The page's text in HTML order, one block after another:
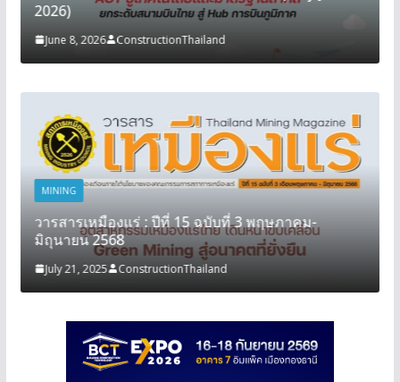
2026)
June 8, 2026 ConstructionThailand
MINING
วารสารเหมืองแร่ : ปีที่ 15 ฉบับที่ 3 พฤษภาคม-
มิถุนายน 2568
July 21, 2025 ConstructionThailand